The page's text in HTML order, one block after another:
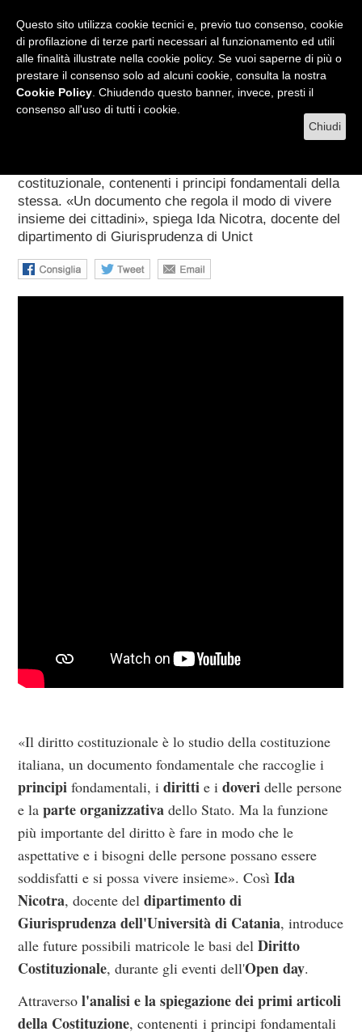
Questo sito utilizza cookie tecnici e, previo tuo consenso, cookie
di profilazione di terze parti necessari al funzionamento ed utili
alle finalità illustrate nella cookie policy. Se vuoi saperne di più o
prestare il consenso solo ad alcuni cookie, consulta la nostra
Cookie Policy . Chiudendo questo banner, invece, presti il
consenso all'uso di tutti i cookie.
Chiudi
RADIO WEB TV L'AGENDA
MENU
Le basi del Diritto costituzionale
costituzionale, contenenti i principi fondamentali della
stessa. «Un documento che regola il modo di vivere
insieme dei cittadini», spiega Ida Nicotra, docente del
dipartimento di Giurisprudenza di Unict
«Il diritto costituzionale è lo studio della costituzione
italiana, un documento fondamentale che raccoglie i
principifondamentali, idirittie idoveridelle persone
e laparte organizzativa dello Stato. Ma la funzione
più importante del diritto è fare in modo che le
aspettative e i bisogni delle persone possano essere
soddisfatti e si possa vivere insieme». Così Ida
Nicotra, docente deldipartimento di
Giurisprudenza dell'Università di Catania, introduce
alle future possibili matricole le basi delDiritto
Costituzionale, durante gli eventi dell'Open day.
Attraverso l'analisi e la spiegazione dei primi articoli
della Costituzione, contenenti i principi fondamentali